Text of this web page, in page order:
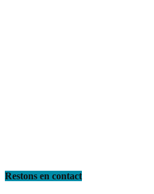
Restons en contact